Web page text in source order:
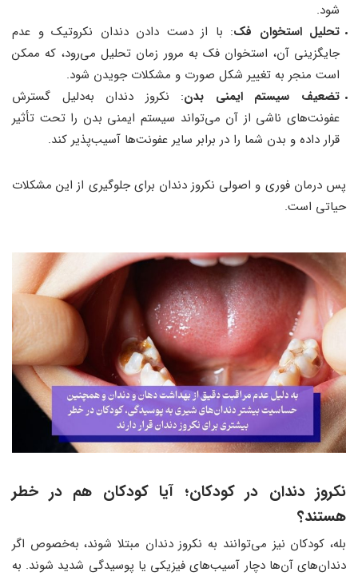
شود.
تحلیل استخوان فک: با از دست دادن دندان نکروتیک و عدم
جایگزینی آن، استخوان فک به مرور زمان تحلیل می‌رود، که ممکن
است منجر به تغییر شکل صورت و مشکلات جویدن شود.
تضعیف سیستم ایمنی بدن: نکروز دندان به‌دلیل گسترش
عفونت‌های ناشی از آن می‌تواند سیستم ایمنی بدن را تحت تأثیر
قرار داده و بدن شما را در برابر سایر عفونت‌ها آسیب‌پذیر کند.
پس درمان فوری و اصولی نکروز دندان برای جلوگیری از این مشکلات
حیاتی است.
نکروز دندان در کودکان؛ آیا کودکان هم در خطر
هستند؟
بله، کودکان نیز می‌توانند به نکروز دندان مبتلا شوند، به‌خصوص اگر
دندان‌های آن‌ها دچار آسیب‌های فیزیکی یا پوسیدگی شدید شوند. به